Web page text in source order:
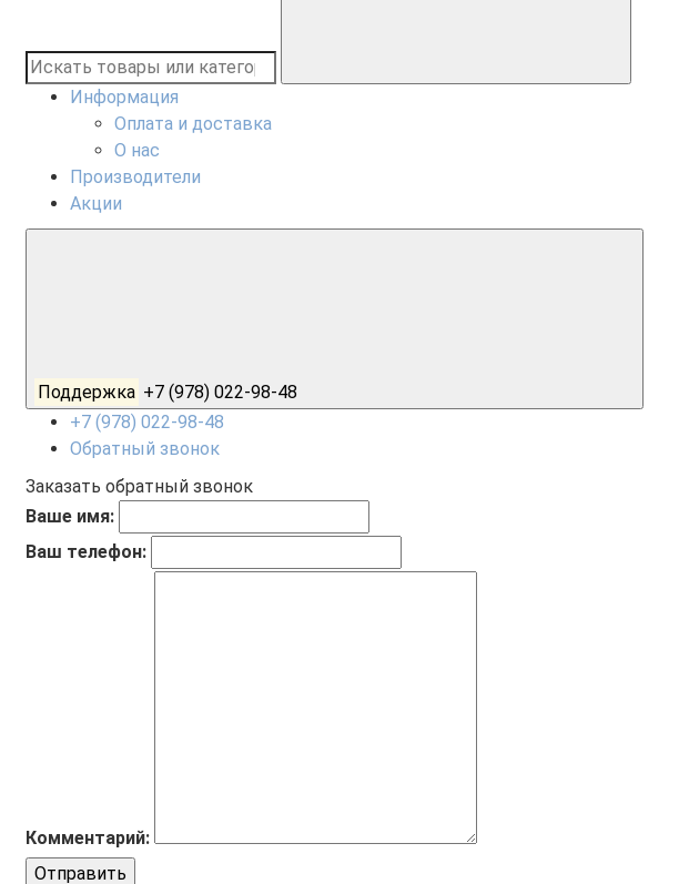
Информация
Оплата и доставка
О нас
Производители
Акции
Поддержка +7 (978) 022-98-48
+7 (978) 022-98-48
Обратный звонок
Заказать обратный звонок
Ваше имя:
Ваш телефон:
Комментарий:
Отправить